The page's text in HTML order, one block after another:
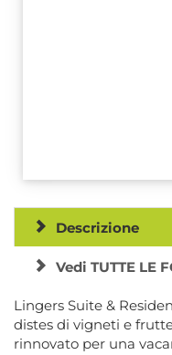
Descrizione
Vedi TUTTE LE
Lingers Suite &
distes di vigneti e
rinnovato per una